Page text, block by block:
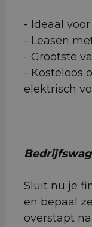
- Ideaal
- Leasen
- Grootste
- Kosteloos
elektrisch
Sluit nu je
en bepaal
overstapt